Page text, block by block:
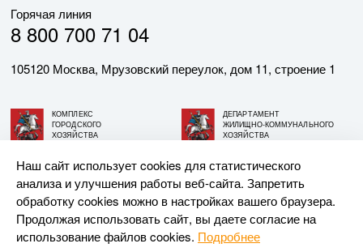
Горячая линия
8 800 700 71 04
105120 Москва, Мрузовский переулок, дом 11, строение 1
КОМПЛЕКС
ГОРОДСКОГО
ХОЗЯЙСТВА
ДЕПАРТАМЕНТ
ЖИЛИЩНО-КОММУНАЛЬНОГО
ХОЗЯЙСТВА
© АО «МОСГАЗ», 2026. При использовании материалов
ссылка на сайт обязательна.
Разработка и поддержка —Upriver
Наш сайт использует cookies для статистического
анализа и улучшения работы веб-сайта. Запретить
обработку cookies можно в настройках вашего браузера.
Продолжая использовать сайт, вы даете согласие на
использование файлов cookies. Подробнее